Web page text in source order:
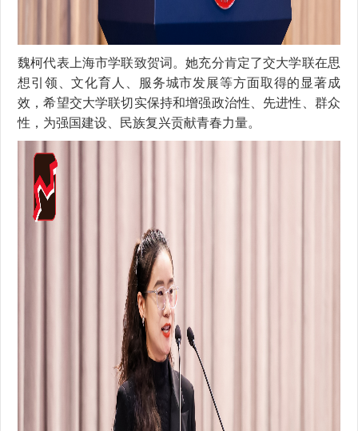
魏柯代表上海市学联致贺词。她充分肯定了交大学联在思
想引领、文化育人、服务城市发展等方面取得的显著成
效，希望交大学联切实保持和增强政治性、先进性、群众
性，为强国建设、民族复兴贡献青春力量。